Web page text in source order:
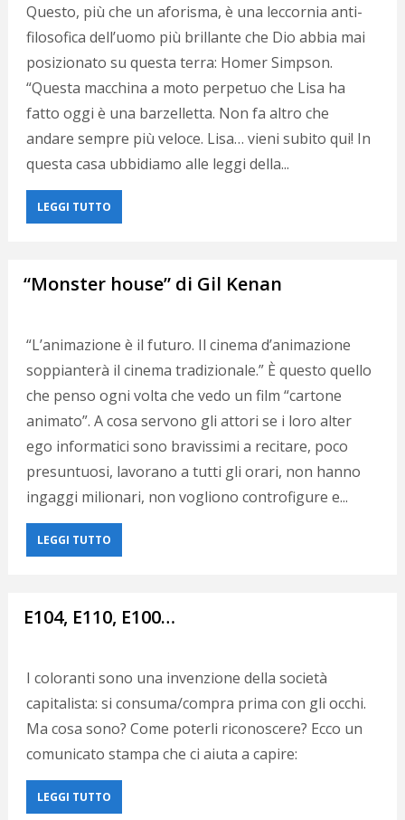
Questo, più che un aforisma, è una leccornia anti-
filosofica dell’uomo più brillante che Dio abbia mai
posizionato su questa terra: Homer Simpson.
“Questa macchina a moto perpetuo che Lisa ha
fatto oggi è una barzelletta. Non fa altro che
andare sempre più veloce. Lisa… vieni subito qui! In
questa casa ubbidiamo alle leggi della...
LEGGI TUTTO
“Monster house” di Gil Kenan
“L’animazione è il futuro. Il cinema d’animazione
soppianterà il cinema tradizionale.” È questo quello
che penso ogni volta che vedo un film “cartone
animato”. A cosa servono gli attori se i loro alter
ego informatici sono bravissimi a recitare, poco
presuntuosi, lavorano a tutti gli orari, non hanno
ingaggi milionari, non vogliono controfigure e...
LEGGI TUTTO
E104, E110, E100…
I coloranti sono una invenzione della società
capitalista: si consuma/compra prima con gli occhi.
Ma cosa sono? Come poterli riconoscere? Ecco un
comunicato stampa che ci aiuta a capire:
LEGGI TUTTO